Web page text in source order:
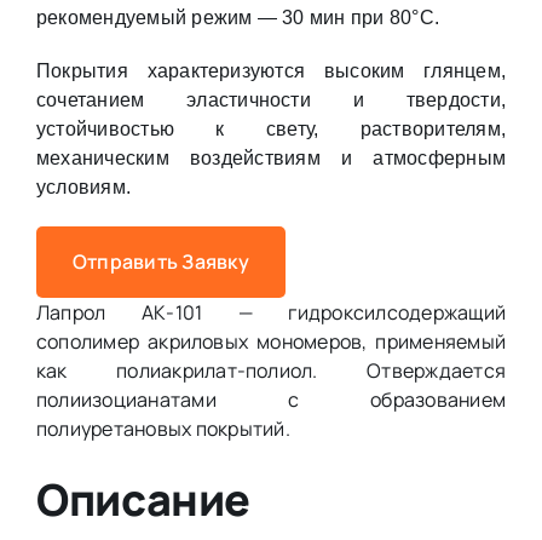
рекомендуемый режим — 30 мин при 80°С.
Покрытия характеризуются высоким глянцем,
сочетанием эластичности и твердости,
устойчивостью к свету, растворителям,
механическим воздействиям и атмосферным
условиям.
Отправить Заявку
Лапрол АК-101 — гидроксилсодержащий
сополимер акриловых мономеров, применяемый
как полиакрилат-полиол. Отверждается
полиизоцианатами с образованием
полиуретановых покрытий.
Описание